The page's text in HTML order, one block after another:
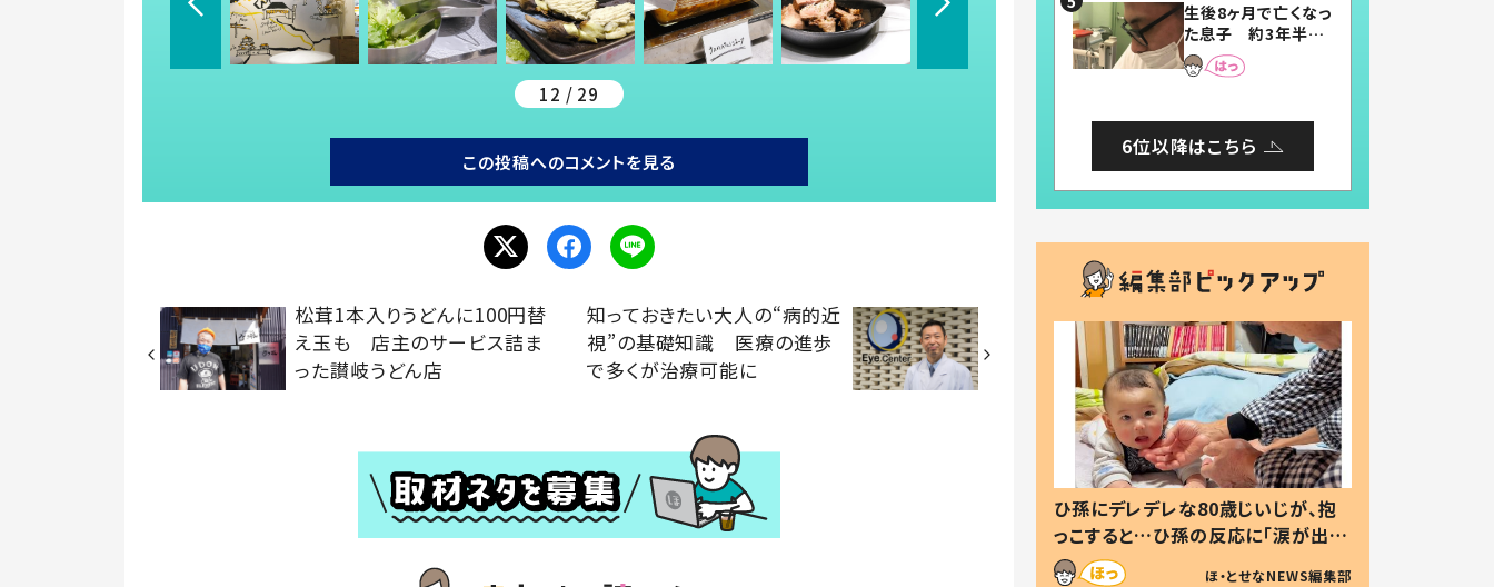
12 / 29
この投稿へのコメントを見る
松茸1本入りうどんに100円替
え玉も 店主のサービス詰ま
った讃岐うどん店
知っておきたい大人の“病的近
視”の基礎知識 医療の進歩
で多くが治療可能に
まらない」「幸せにな
れる」
生後8ヶ月で亡くなっ
た息子 約3年半
後、当時の妻の日記
に書いてあった本音
6位以降はこちら
ひ孫にデレデレな80歳じいじが、抱
っこすると…ひ孫の反応に「涙が出ま
した」「可愛くて仕方ない」
ほ・とせなNEWS編集部